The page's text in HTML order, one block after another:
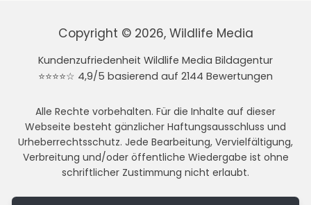
Copyright © 2026, Wildlife Media
Kundenzufriedenheit Wildlife Media Bildagentur
⭐⭐⭐⭐☆ 4,9/5 basierend auf 2144 Bewertungen
Alle Rechte vorbehalten. Für die Inhalte auf dieser
Webseite besteht gänzlicher Haftungsausschluss und
Urheberrechtsschutz. Jede Bearbeitung, Vervielfältigung,
Verbreitung und/oder öffentliche Wiedergabe ist ohne
schriftlicher Zustimmung nicht erlaubt.